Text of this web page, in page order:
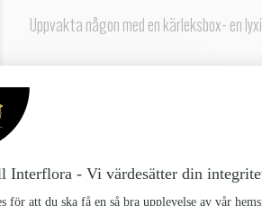
Uppvakta någon med en kärleksbox- en
Kärleksboxen är en dekoration av röda
Blommorna är dekorerade i stickmassa